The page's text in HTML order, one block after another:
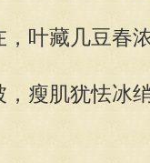
，叶藏几豆春
，瘦肌犹怯冰